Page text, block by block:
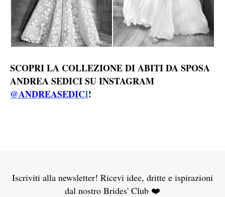
SCOPRI LA COLLEZIONE DI ABITI DA SPOSA
ANDREA SEDICI SU INSTAGRAM
@ANDREASEDICI!
Iscriviti alla newsletter! Ricevi idee, dritte e ispirazioni
dal nostro Brides' Club ❤️